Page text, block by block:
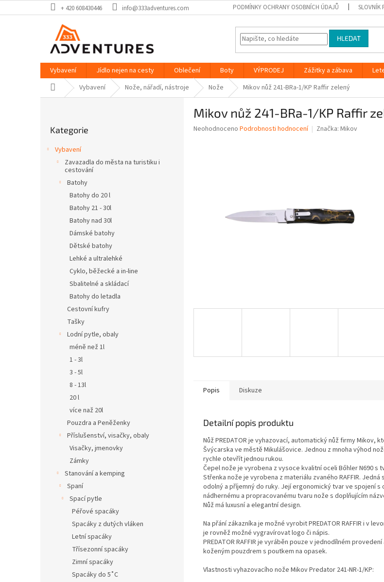
na
+ 420 608430446 info@333adventures.com PODMÍNKY OCHRANY OSOBNÍCH ÚDAJŮ SLOVNÍK
HLEDAT
Vybavení Jídlo nejen na cesty Oblečení Boty VÝPRODEJ Zážitky a zábava
Domů Vybavení Nože, nářadí, nástroje Nože Mikov nůž 241-BRa-1/KP Raffir zelený
kategorie
Kategorie
Vybavení
Zavazadla do města na turistiku i
cestování
Batohy
Batohy do 20 l
Batohy 21 - 30l
Batohy nad 30l
Dámské batohy
Dětské batohy
Lehké a ultralehké
Cyklo, běžecké a in-line
Sbalitelné a skládací
Batohy do letadla
Cestovní kufry
Tašky
Lodní pytle, obaly
méně než 1l
1 - 3l
3 - 5l
8 - 13l
20 l
více naž 20l
Pouzdra a Peněženky
Příslušenství, visačky, obaly
Visačky, jmenovky
Zámky
Stanování a kemping
Spaní
Spací pytle
Péřové spacáky
Spacáky z dutých vláken
Letní spacáky
Třísezonní spacáky
Zimní spacáky
Spacáky do 5˚C
Mikov nůž 241-BRa-1/KP Raffir
Průměrné
Neohodnoceno Podrobnosti hodnocení Značka: Mikov
Popis Diskuze
Detailní popis produktu
Nůž PREDATOR je vyhazovací, automatický nůž firmy Mikov,
Švýcarska ve městě Mikulášovice. Jednou z mnoha výhod
rychle otevřít jednou rukou.
Čepel nože je vyrobena z vysoce kvalitní oceli Bőhler N690 s
Střenka nože je vyrobena z materiálu zvaného RAFFIR.
odolný a příjemný do ruky. Její ergonomický tvar ve spojení
nádhernému a propracovanému tvaru nože s doplňujícím
Nůž má luxusní a elegantní design.
Na přání zákazníka je možné vyrobit PREDATOR RAFFIR i v
je rovněž možné vygravírovat logo či nápis.
PREDATOR RAFFIR je vyráběn pouze v jednodílném
koženým pouzdrem s poutkem na opasek.
Vlastnosti vyhazovacího nože Mikov Predator 241-NR-1/KP: